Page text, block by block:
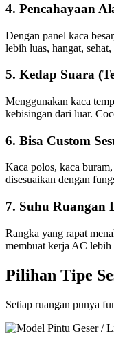
4. Pencahayaan
Dengan panel kaca
lebih luas, hangat,
5. Kedap Suara
Menggunakan kaca
kebisingan dari luar.
6. Bisa Custom
Kaca polos, kaca
disesuaikan dengan
7. Suhu Ruangan
Rangka yang rapat
membuat kerja AC lebih
Pilihan Tipe
Setiap ruangan punya